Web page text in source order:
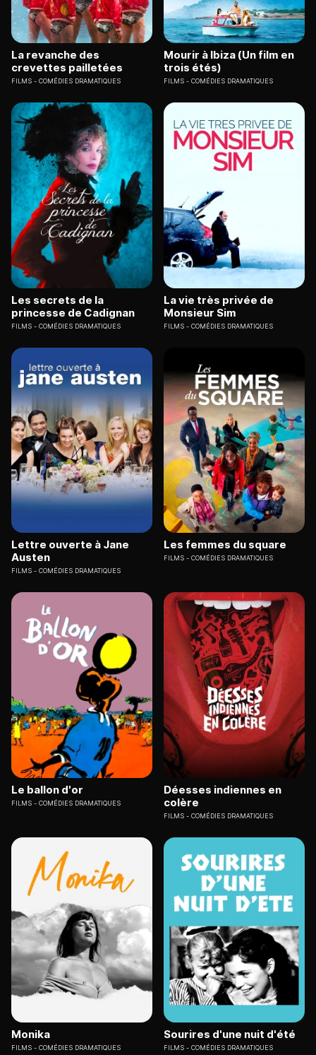
La revanche des
crevettes pailletées
FILMS COMÉDIES DRAMATIQUES
Mourir à Ibiza (Un film en
trois étés)
FILMS COMÉDIES DRAMATIQUES
Les secrets de la
princesse de Cadignan
FILMS COMÉDIES DRAMATIQUES
La vie très privée de
Monsieur Sim
FILMS COMÉDIES DRAMATIQUES
Lettre ouverte à Jane
Austen
FILMS COMÉDIES DRAMATIQUES
Les femmes du square
FILMS COMÉDIES DRAMATIQUES
Le ballon d'or
FILMS COMÉDIES DRAMATIQUES
Déesses indiennes en
colère
FILMS COMÉDIES DRAMATIQUES
Monika
FILMS COMÉDIES DRAMATIQUES
Sourires d'une nuit d'été
FILMS COMÉDIES DRAMATIQUES